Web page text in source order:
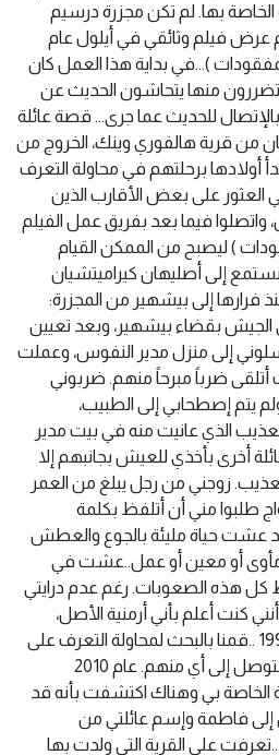
الخاصة بها. لم تكن مجزرة درسيم
فيلم وثائقي في أيلول عام
المفقودات )…في بداية هذا العمل كان
منها يتحاشون الحديث عن
للحديث عما جرى… قصة عائلة
من قرية هالفوري وينك، الخروج من
استمر 72 عاماً بدأ أولادها برحلتهم في محاولة التعرف
العثور على بعض الأقارب الذين
واتصلوا فيما بعد بفريق عمل الفيلم
) ليصبح من الممكن القيام
إلى أصليهان كيراميتشيان
فرارها إلى بيشهير من المجزرة:
بقضاء بيشهير، وبعد تعيين
إلى منزل مدير النفوس، وعملت
أتلقى ضرباً مبرحاً منهم. ضربوني
يتم إصطحابي إلى الطبيب،
الذي عانيت منه في بيت مدير
أخرى بأخذي للعيش بجانبهم إلا
زوجني من رجل يبلغ من العمر
طلبوا مني أن أتلفظ بكلمة
عشت حياة مليئة بالجوع والعطش
أو معين أو عمل..عشت في
كل هذه الصعوبات. رغم عدم درايتي
كنت أعلم بأني أرمنية الأصل،
واكتشف أولادي ذلك عام 1995 ..قمنا بالبحث لمحاولة التعرف على
أفراد عائلتي ولم نتمكن من التوصل إلى أي منهم. عام 2010
الخاصة بي وهناك اكتشفت بأنه قد
فاطمة وإسم عائلتي من
على القرية التي ولدت بها